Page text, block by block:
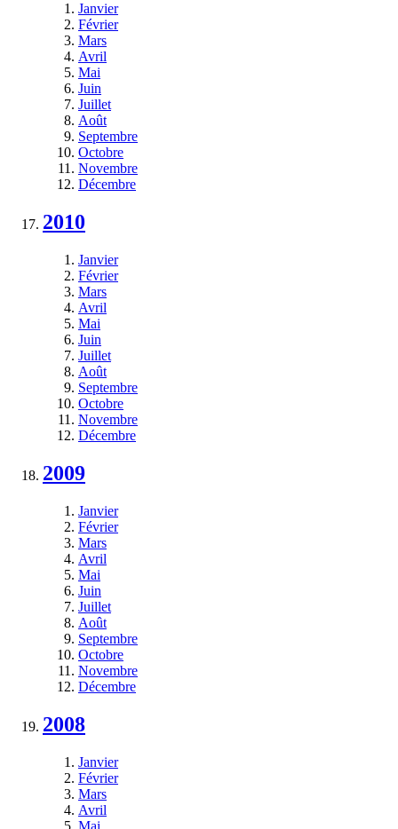
Janvier
Février
Mars
Avril
Mai
Juin
Juillet
Août
Septembre
Octobre
Novembre
Décembre
2010
Janvier
Février
Mars
Avril
Mai
Juin
Juillet
Août
Septembre
Octobre
Novembre
Décembre
2009
Janvier
Février
Mars
Avril
Mai
Juin
Juillet
Août
Septembre
Octobre
Novembre
Décembre
2008
Janvier
Février
Mars
Avril
Mai